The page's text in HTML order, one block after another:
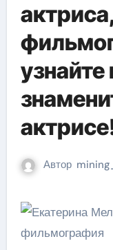
узнайте
Автор